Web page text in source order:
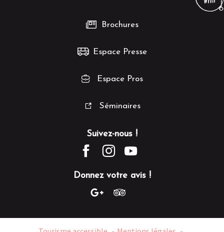
Suivez-nous !
Donnez votre avis !
Brochures
Espace Presse
Espace Pros
Séminaires